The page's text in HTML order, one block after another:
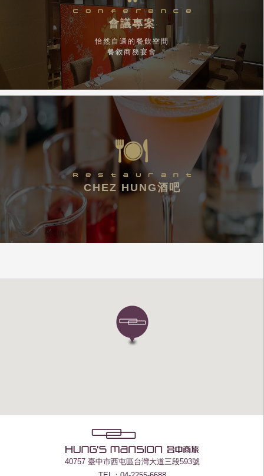
會議專案
怡然自適的餐飲空間
餐敘商務宴會
CHEZ HUNG酒吧
40757 臺中市西屯區台灣大道三段593號